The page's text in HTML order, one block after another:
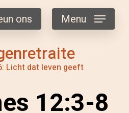
Licht dat leven geeft
ons Menu
12:3-8